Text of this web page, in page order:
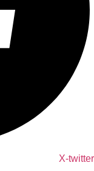
X-twitter